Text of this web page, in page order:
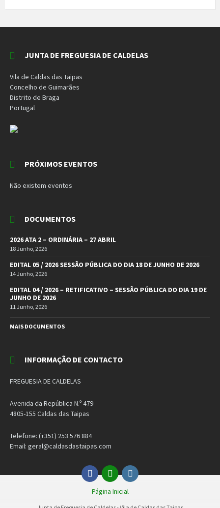
JUNTA DE FREGUESIA DE CALDELAS
Vila de Caldas das Taipas
Concelho de Guimarães
Distrito de Braga
Portugal
PRÓXIMOS EVENTOS
Não existem eventos
DOCUMENTOS
2026 ATA 2 – ORDINÁRIA – 27 ABRIL
18 Junho, 2026
EDITAL 05 / 2026 SESSÃO PÚBLICA DO DIA 18 DE JUNHO DE 2026
14 Junho, 2026
EDITAL 04 / 2026 – RETIFICATIVO – SESSÃO PÚBLICA DO DIA 19 DE
JUNHO DE 2026
11 Junho, 2026
MAIS DOCUMENTOS
INFORMAÇÃO DE CONTACTO
FREGUESIA DE CALDELAS
Avenida da República N.º 479
4805-155 Caldas das Taipas
Telefone: (+351) 253 576 884
Email: geral@caldasdastaipas.com
Facebook
EmailInstagram
Página Inicial